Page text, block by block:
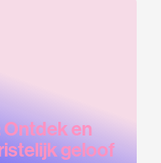
en
geloof